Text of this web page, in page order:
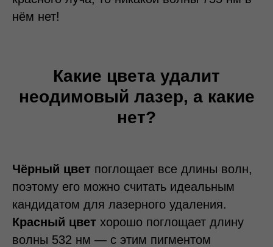
нём нет!
Какие цвета удалит
неодимовый лазер, а какие
нет?
Чёрный цвет поглощает все длины волн,
поэтому его можно считать идеальным
кандидатом для лазерного удаления.
Красный цвет хорошо поглощает длину
волны 532 нм — с этим пигментом